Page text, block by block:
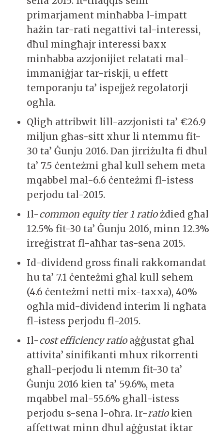
primarjament minħabba l-impatt
ħażin tar-rati negattivi tal-interessi,
dħul mingħajr interessi baxx
minħabba azzjonijiet relatati mal-
immaniġjar tar-riskji, u effett
temporanju ta’ ispejjeż regolatorji
ogħla.
Qligħ attribwit lill-azzjonisti ta’ €26.9
miljun għas-sitt xhur li ntemmu fit-
30 ta’ Ġunju 2016. Dan jirriżulta fi dħul
ta’ 7.5 ċenteżmi għal kull sehem meta
mqabbel mal-6.6 ċenteżmi fl-istess
perjodu tal-2015.
Il-common equity tier 1 ratiożdied għal
12.5% fit-30 ta’ Ġunju 2016, minn 12.3%
irreġistrat fl-aħħar tas-sena 2015.
Id-dividend gross finali rakkomandat
hu ta’ 7.1 ċenteżmi għal kull sehem
(4.6 ċenteżmi netti mix-taxxa), 40%
ogħla mid-dividend interim li ngħata
fl-istess perjodu fl-2015.
Il-cost efficiency ratioaġġustat għal
attivita’ sinifikanti mhux rikorrenti
għall-perjodu li ntemm fit-30 ta’
Ġunju 2016 kien ta’ 59.6%, meta
mqabbel mal-55.6% għall-istess
perjodu s-sena l-oħra. Ir-ratiokien
affettwat minn dħul aġġustat iktar